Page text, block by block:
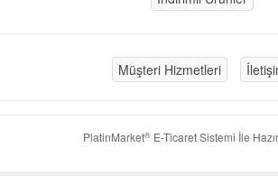
Müşteri Hizmetleri
PlatinMarket®E-Ticaret Sistemi İle